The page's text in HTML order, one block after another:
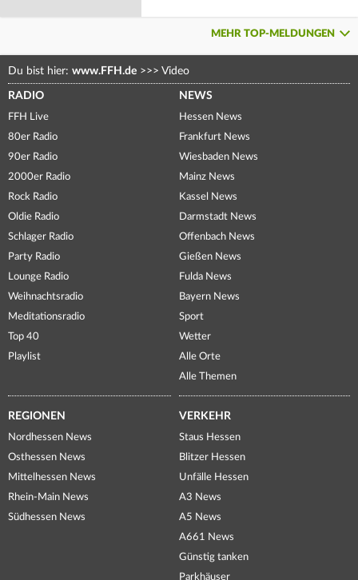
MEHR TOP-MELDUNGEN
Du bist hier: www.FFH.de >>> Video
RADIO
FFH Live
80er Radio
90er Radio
2000er Radio
Rock Radio
Oldie Radio
Schlager Radio
Party Radio
Lounge Radio
Weihnachtsradio
Meditationsradio
Top 40
Playlist
NEWS
Hessen News
Frankfurt News
Wiesbaden News
Mainz News
Kassel News
Darmstadt News
Offenbach News
Gießen News
Fulda News
Bayern News
Sport
Wetter
Alle Orte
Alle Themen
REGIONEN
Nordhessen News
Osthessen News
Mittelhessen News
Rhein-Main News
Südhessen News
VERKEHR
Staus Hessen
Blitzer Hessen
Unfälle Hessen
A3 News
A5 News
A661 News
Günstig tanken
Parkhäuser